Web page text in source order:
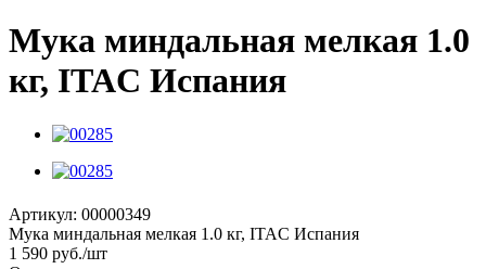
Мука миндальная мелкая 1.0
кг, ITAC Испания
Артикул: 00000349
Мука миндальная мелкая 1.0 кг, ITAC Испания
1 590 руб./шт